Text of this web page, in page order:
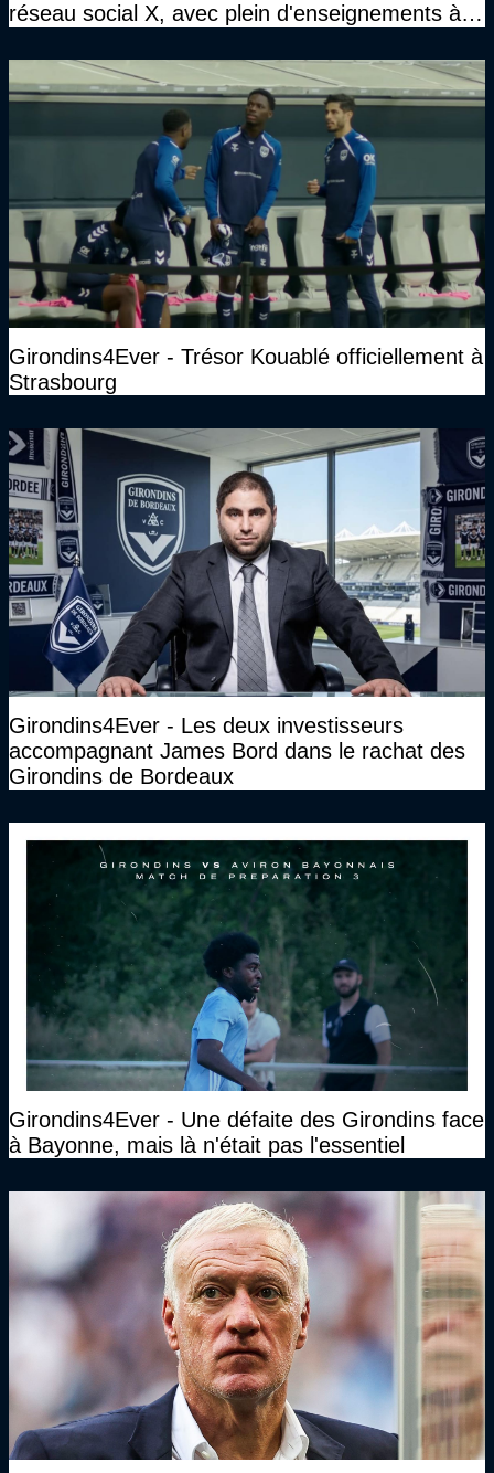
réseau social X, avec plein d'enseignements à la
Girondins4Ever - Trésor Kouablé officiellement à
Strasbourg
Girondins4Ever - Les deux investisseurs
accompagnant James Bord dans le rachat des
Girondins de Bordeaux
Girondins4Ever - Une défaite des Girondins face
à Bayonne, mais là n'était pas l'essentiel